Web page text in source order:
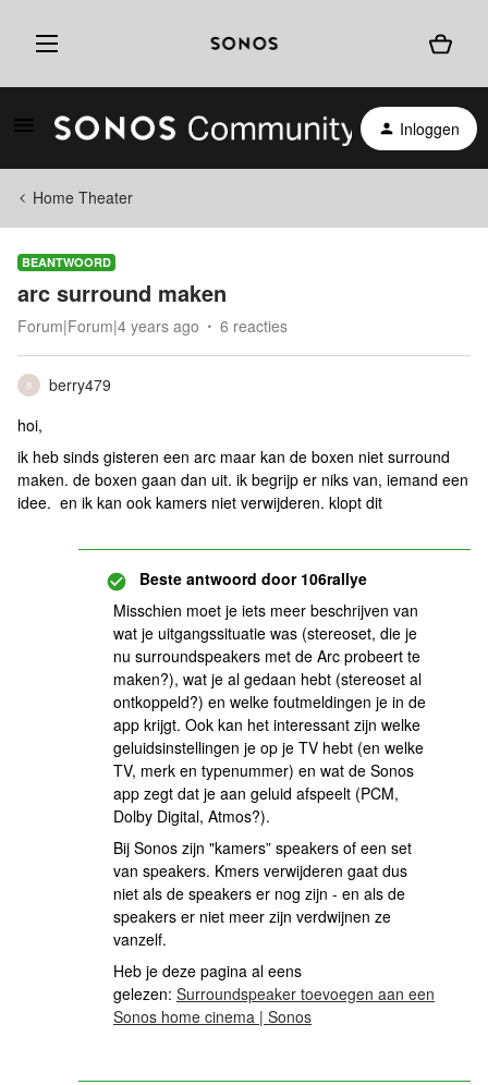
Inloggen
Home Theater
BEANTWOORD
arc surround maken
Forum|Forum|4 years ago 6 reacties
B
berry479
hoi,
ik heb sinds gisteren een arc maar kan de boxen niet surround
maken. de boxen gaan dan uit. ik begrijp er niks van, iemand een
idee. en ik kan ook kamers niet verwijderen. klopt dit
Beste antwoord door106rallye
Misschien moet je iets meer beschrijven van
wat je uitgangssituatie was (stereoset, die je
nu surroundspeakers met de Arc probeert te
maken?), wat je al gedaan hebt (stereoset al
ontkoppeld?) en welke foutmeldingen je in de
app krijgt. Ook kan het interessant zijn welke
geluidsinstellingen je op je TV hebt (en welke
TV, merk en typenummer) en wat de Sonos
app zegt dat je aan geluid afspeelt (PCM,
Dolby Digital, Atmos?).
Bij Sonos zijn "kamers” speakers of een set
van speakers. Kmers verwijderen gaat dus
niet als de speakers er nog zijn - en als de
speakers er niet meer zijn verdwijnen ze
vanzelf.
Heb je deze pagina al eens
gelezen: Surroundspeaker toevoegen aan een
Sonos home cinema | Sonos